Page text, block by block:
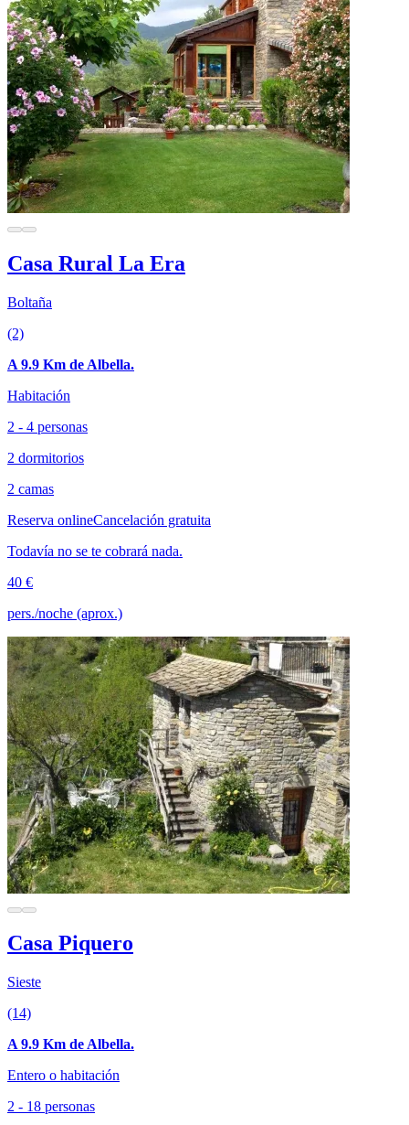
Casa Rural La Era
Boltaña
(2)
A 9.9 Km de Albella.
Habitación
2 - 4 personas
2 dormitorios
2 camas
Reserva onlineCancelación gratuita
Todavía no se te cobrará nada.
40 €
pers./noche (aprox.)
Casa Piquero
Sieste
(14)
A 9.9 Km de Albella.
Entero o habitación
2 - 18 personas